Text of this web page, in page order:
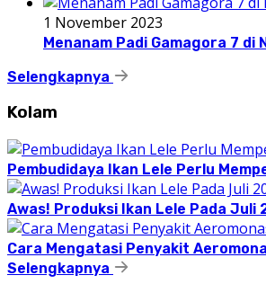
1 November 2023
Menanam Padi Gamagora 7
Selengkapnya
Kolam
Pembudidaya Ikan Lele Perlu
Awas! Produksi Ikan Lele Pada Juli
Cara Mengatasi Penyakit
Selengkapnya